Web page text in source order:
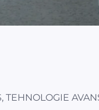
TEHNOLOGIE